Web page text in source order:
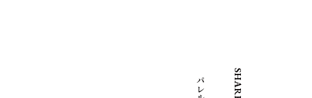
SHARE